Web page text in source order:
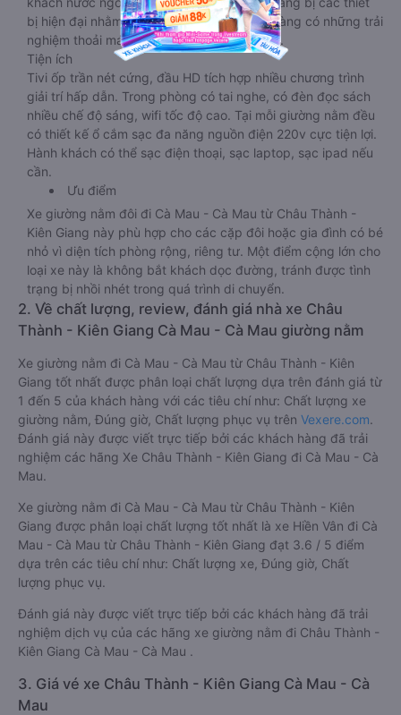
bị hiện đại nhằm đảm bảo cho quý khách hàng có những trải
nghiệm thoải mái nhất trong suốt chuyến đi.
Tiện ích
Tivi ốp trần nét cứng, đầu HD tích hợp nhiều chương trình
giải trí hấp dẫn. Trong phòng có tai nghe, có đèn đọc sách
nhiều chế độ sáng, wifi tốc độ cao. Tại mỗi giường nằm đều
có thiết kế ổ cắm sạc đa năng nguồn điện 220v cực tiện lợi.
Hành khách có thể sạc điện thoại, sạc laptop, sạc ipad nếu
cần.
Ưu điểm
Xe giường nằm đôi đi Cà Mau - Cà Mau từ Châu Thành -
Kiên Giang này phù hợp cho các cặp đôi hoặc gia đình có bé
nhỏ vì diện tích phòng rộng, riêng tư. Một điểm cộng lớn cho
loại xe này là không bắt khách dọc đường, tránh được tình
trạng bị nhồi nhét trong quá trình di chuyển.
2. Về chất lượng, review, đánh giá nhà xe Châu
Thành - Kiên Giang Cà Mau - Cà Mau giường nằm
Xe giường nằm đi Cà Mau - Cà Mau từ Châu Thành - Kiên
Giang tốt nhất được phân loại chất lượng dựa trên đánh giá từ
1 đến 5 của khách hàng với các tiêu chí như: Chất lượng xe
giường nằm, Đúng giờ, Chất lượng phục vụ trên Vexere.com.
Đánh giá này được viết trực tiếp bởi các khách hàng đã trải
nghiệm các hãng Xe Châu Thành - Kiên Giang đi Cà Mau - Cà
Mau.
Xe giường nằm đi Cà Mau - Cà Mau từ Châu Thành - Kiên
Giang được phân loại chất lượng tốt nhất là xe Hiền Vân đi Cà
Mau - Cà Mau từ Châu Thành - Kiên Giang đạt 3.6 / 5 điểm
dựa trên các tiêu chí như: Chất lượng xe, Đúng giờ, Chất
lượng phục vụ.
Đánh giá này được viết trực tiếp bởi các khách hàng đã trải
nghiệm dịch vụ của các hãng xe giường nằm đi Châu Thành -
Kiên Giang Cà Mau - Cà Mau .
3. Giá vé xe Châu Thành - Kiên Giang Cà Mau - Cà
Mau